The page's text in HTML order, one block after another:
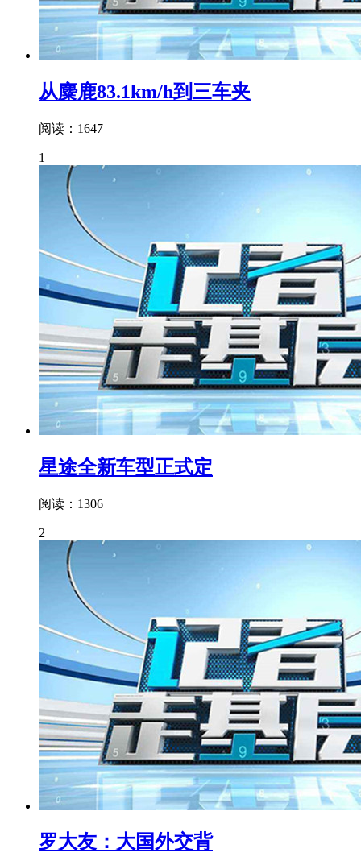
从麋鹿83.1km/h到三车夹
阅读：1647
1
星途全新车型正式定
阅读：1306
2
罗大友：大国外交背